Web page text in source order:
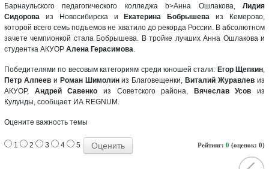
Барнаульского педагогического колледжа b>Анна Ошлакова, Лидия
Сидорова из Новосибирска и Екатерина Бобрышева из Кемерово,
которой всего семь подъемов не хватило до рекорда России. В абсолютном
зачете чемпионкой стала Бобрышева. В тройке лучших Анна Ошлакова и
студентка АКУОР Алена Герасимова.
Победителями по весовым категориям среди юношей стали: Егор Щепкин,
Петр Алпеев и Роман Шимолиниз Благовещенки, Виталий Журавлевиз
АКУОР, Андрей Савенко из Советского района, Вячеслав Усов из
Кулунды, сообщает ИА REGNUM.
Оцените важность темы
Рейтинг: 0 (оценок: 0)
1 2 3 4 5